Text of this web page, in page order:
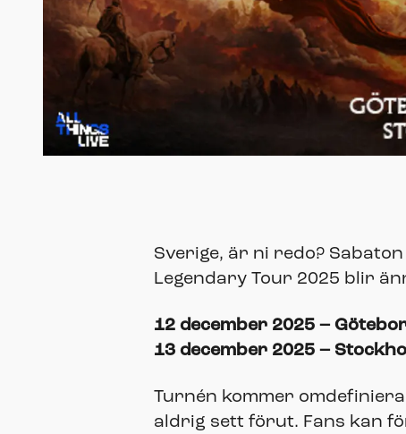
Sverige, är ni redo?
Legendary Tour 2025 blir
12 december 2025 –
13 december 2025 –
Turnén kommer
aldrig sett förut. Fans kan